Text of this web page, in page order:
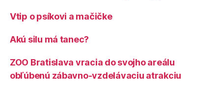
Vtip o psíkovi a mačičke
Akú silu má tanec?
ZOO Bratislava vracia do svojho areálu
obľúbenú zábavno-vzdelávaciu atrakciu